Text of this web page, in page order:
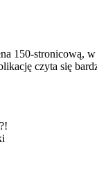
150-stronicową,
czyta się